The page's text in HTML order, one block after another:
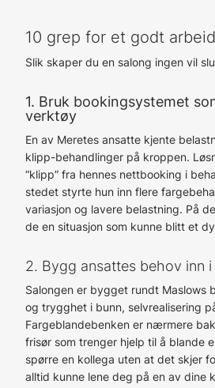
10 grep for et godt
Slik skaper du en salong ingen vil
1. Bruk bookingsystemet
verktøy
En av Meretes ansatte kjente
klipp-behandlinger på kroppen.
“klipp” fra hennes nettbooking i
stedet styrte hun inn flere
variasjon og lavere belastning. På
de en situasjon som kunne blitt et
2. Bygg ansattes behov inn
Salongen er bygget rundt Maslows
og trygghet i bunn, selvrealisering
Fargeblandebenken er nærmere
frisør som trenger hjelp til å blande
spørre en kollega uten at det skjer
alltid kunne lene deg på en av dine